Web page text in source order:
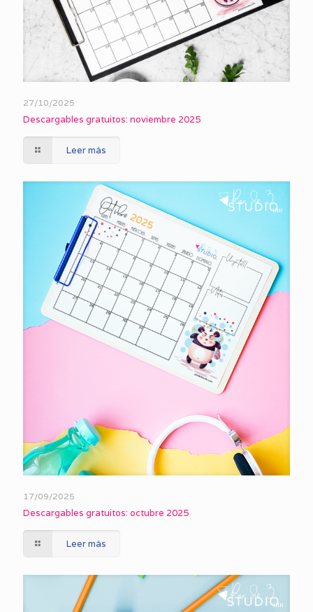
27/10/2025
Descargables gratuitos: noviembre 2025
Leer más
17/09/2025
Descargables gratuitos: octubre 2025
Leer más